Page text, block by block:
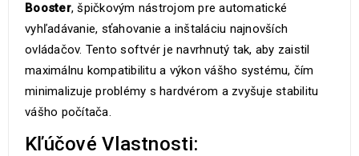
Booster, špičkovým nástrojom pre automatické
vyhľadávanie, sťahovanie a inštaláciu najnovších
ovládačov. Tento softvér je navrhnutý tak, aby zaistil
maximálnu kompatibilitu a výkon vášho systému, čím
minimalizuje problémy s hardvérom a zvyšuje stabilitu
vášho počítača.
Kľúčové Vlastnosti: